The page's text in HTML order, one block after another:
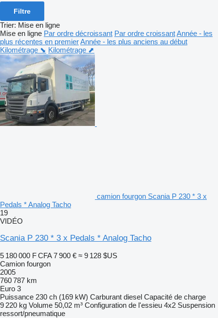
Filtre
Trier: Mise en ligne
Mise en ligne Par ordre décroissant Par ordre croissantAnnée - les
plus récentes en premierAnnée - les plus anciens au début
Kilométrage ⬊ Kilométrage ⬈
camion fourgon Scania P 230 * 3 x
Pedals * Analog Tacho
19
VIDÉO
Scania P 230 * 3 x Pedals * Analog Tacho
5 180 000 F CFA 7 900 € ≈ 9 128 $US
Camion fourgon
2005
760 787 km
Euro 3
Puissance 230 ch (169 kW) Carburant diesel Capacité de charge
9 220 kg Volume 50,02 m³ Configuration de l'essieu 4x2 Suspension
ressort/pneumatique